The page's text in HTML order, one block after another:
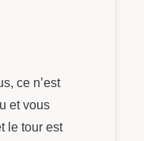
ce n’est
et vous
le tour est